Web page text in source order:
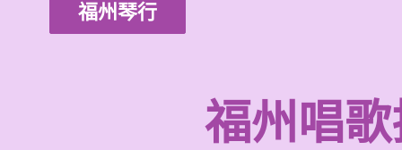
福州琴行
福州唱